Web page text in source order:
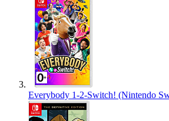
Everybody 1-2-Switch! (Nintendo